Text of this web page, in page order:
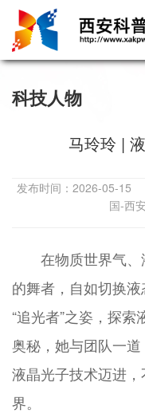
科技人物
马玲玲 |
发布时间：2026-05-
国-西
在物质世界气
的舞者，自如切换
“追光者”之姿，探
奥秘，她与团队一
液晶光子技术迈进
界。